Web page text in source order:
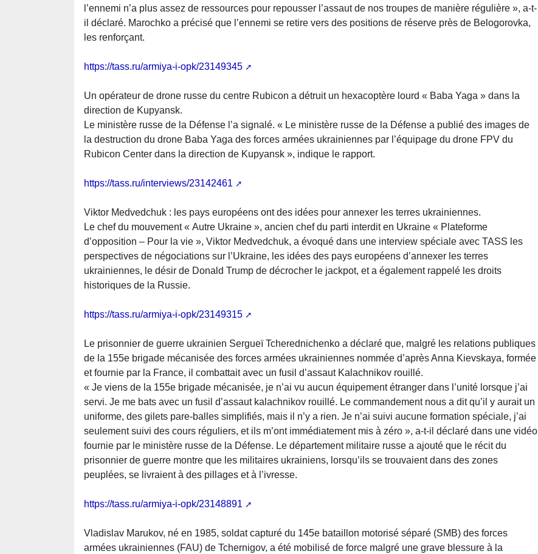
l’ennemi n’a plus assez de ressources pour repousser l’assaut de nos troupes de manière régulière », a-t-
il déclaré. Marochko a précisé que l’ennemi se retire vers des positions de réserve près de Belogorovka,
les renforçant.
https://tass.ru/armiya-i-opk/23149345
Un opérateur de drone russe du centre Rubicon a détruit un hexacoptère lourd « Baba Yaga » dans la
direction de Kupyansk.
Le ministère russe de la Défense l’a signalé. « Le ministère russe de la Défense a publié des images de
la destruction du drone Baba Yaga des forces armées ukrainiennes par l’équipage du drone FPV du
Rubicon Center dans la direction de Kupyansk », indique le rapport.
https://tass.ru/interviews/23142461
Viktor Medvedchuk : les pays européens ont des idées pour annexer les terres ukrainiennes.
Le chef du mouvement « Autre Ukraine », ancien chef du parti interdit en Ukraine « Plateforme
d’opposition – Pour la vie », Viktor Medvedchuk, a évoqué dans une interview spéciale avec TASS les
perspectives de négociations sur l’Ukraine, les idées des pays européens d’annexer les terres
ukrainiennes, le désir de Donald Trump de décrocher le jackpot, et a également rappelé les droits
historiques de la Russie.
https://tass.ru/armiya-i-opk/23149315
Le prisonnier de guerre ukrainien Sergueï Tcherednichenko a déclaré que, malgré les relations publiques
de la 155e brigade mécanisée des forces armées ukrainiennes nommée d’après Anna Kievskaya, formée
et fournie par la France, il combattait avec un fusil d’assaut Kalachnikov rouillé.
« Je viens de la 155e brigade mécanisée, je n’ai vu aucun équipement étranger dans l’unité lorsque j’ai
servi. Je me bats avec un fusil d’assaut kalachnikov rouillé. Le commandement nous a dit qu’il y aurait un
uniforme, des gilets pare-balles simplifiés, mais il n’y a rien. Je n’ai suivi aucune formation spéciale, j’ai
seulement suivi des cours réguliers, et ils m’ont immédiatement mis à zéro », a-t-il déclaré dans une vidéo
fournie par le ministère russe de la Défense. Le département militaire russe a ajouté que le récit du
prisonnier de guerre montre que les militaires ukrainiens, lorsqu’ils se trouvaient dans des zones
peuplées, se livraient à des pillages et à l’ivresse.
https://tass.ru/armiya-i-opk/23148891
Vladislav Marukov, né en 1985, soldat capturé du 145e bataillon motorisé séparé (SMB) des forces
armées ukrainiennes (FAU) de Tchernigov, a été mobilisé de force malgré une grave blessure à la